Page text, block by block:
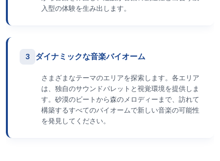
入型の体験を生み出します。
3 ダイナミックな音楽バイオーム
さまざまなテーマのエリアを探索します。各エリア
は、独自のサウンドパレットと視覚環境を提供しま
す。砂漠のビートから森のメロディーまで、訪れて
構築するすべてのバイオームで新しい音楽の可能性
を発見してください。